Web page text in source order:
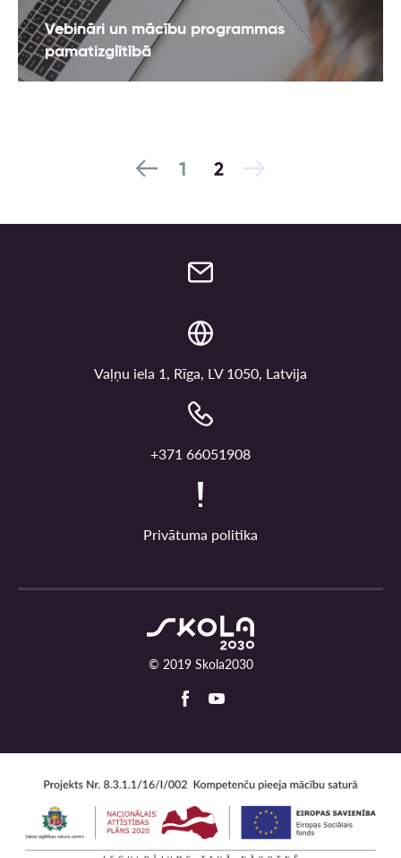
Vebināri un mācību programmas
pamatizglītībā
1 2
Vaļņu iela 1, Rīga, LV 1050, Latvija
+371 66051908
Privātuma politika
© 2019 Skola2030